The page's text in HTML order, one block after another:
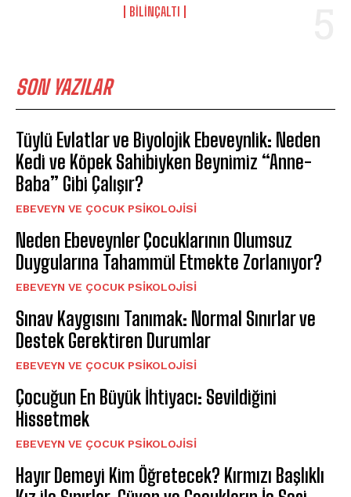
BILINÇALTI
SON YAZILAR
Tüylü Evlatlar ve Biyolojik Ebeveynlik: Neden
Kedi ve Köpek Sahibiyken Beynimiz “Anne-
Baba” Gibi Çalışır?
EBEVEYN VE ÇOCUK PSIKOLOJISI
Neden Ebeveynler Çocuklarının Olumsuz
Duygularına Tahammül Etmekte Zorlanıyor?
EBEVEYN VE ÇOCUK PSIKOLOJISI
Sınav Kaygısını Tanımak: Normal Sınırlar ve
Destek Gerektiren Durumlar
EBEVEYN VE ÇOCUK PSIKOLOJISI
Çocuğun En Büyük İhtiyacı: Sevildiğini
Hissetmek
EBEVEYN VE ÇOCUK PSIKOLOJISI
Hayır Demeyi Kim Öğretecek? Kırmızı Başlıklı